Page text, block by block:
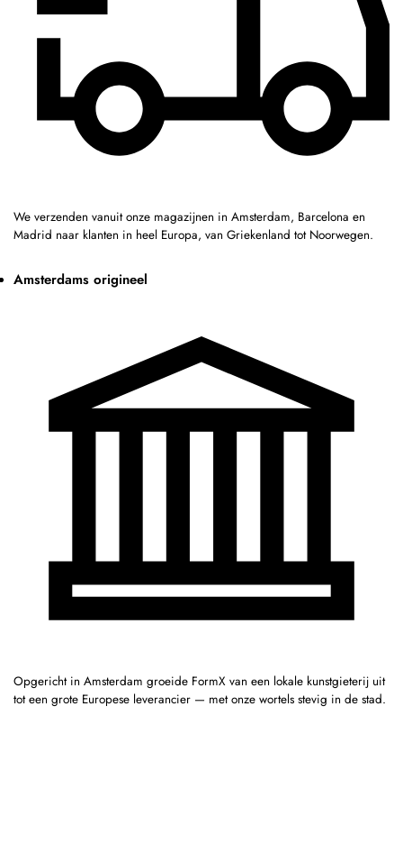
We verzenden vanuit onze magazijnen in Amsterdam, Barcelona en
Madrid naar klanten in heel Europa, van Griekenland tot Noorwegen.
Amsterdams origineel
Opgericht in Amsterdam groeide FormX van een lokale kunstgieterij uit
tot een grote Europese leverancier — met onze wortels stevig in de stad.